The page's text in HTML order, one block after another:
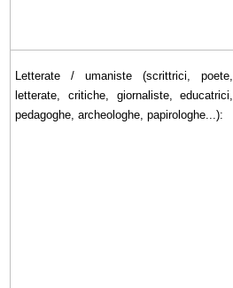
Letterate / umaniste (scrittrici, poete,
letterate, critiche, giornaliste, educatrici,
pedagoghe, archeologhe, papirologhe...):